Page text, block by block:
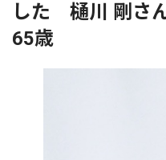
した 樋川 剛さ
65歳